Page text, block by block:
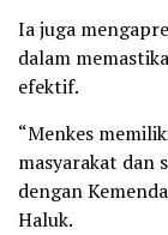
Ia juga
dalam
efektif.
“Menkes
masyarakat dan
dengan
Haluk.